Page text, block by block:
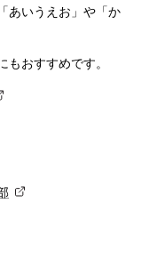
あいうえお」や「か
おすすめです。